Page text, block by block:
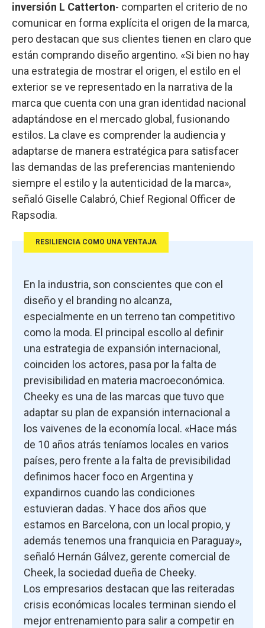
inversión L Catterton- comparten el criterio de no
comunicar en forma explícita el origen de la marca,
pero destacan que sus clientes tienen en claro que
están comprando diseño argentino. «Si bien no hay
una estrategia de mostrar el origen, el estilo en el
exterior se ve representado en la narrativa de la
marca que cuenta con una gran identidad nacional
adaptándose en el mercado global, fusionando
estilos. La clave es comprender la audiencia y
adaptarse de manera estratégica para satisfacer
las demandas de las preferencias manteniendo
siempre el estilo y la autenticidad de la marca»,
señaló Giselle Calabró, Chief Regional Officer de
Rapsodia.
RESILIENCIA COMO UNA VENTAJA
En la industria, son conscientes que con el
diseño y el branding no alcanza,
especialmente en un terreno tan competitivo
como la moda. El principal escollo al definir
una estrategia de expansión internacional,
coinciden los actores, pasa por la falta de
previsibilidad en materia macroeconómica.
Cheeky es una de las marcas que tuvo que
adaptar su plan de expansión internacional a
los vaivenes de la economía local. «Hace más
de 10 años atrás teníamos locales en varios
países, pero frente a la falta de previsibilidad
definimos hacer foco en Argentina y
expandirnos cuando las condiciones
estuvieran dadas. Y hace dos años que
estamos en Barcelona, con un local propio, y
además tenemos una franquicia en Paraguay»,
señaló Hernán Gálvez, gerente comercial de
Cheek, la sociedad dueña de Cheeky.
Los empresarios destacan que las reiteradas
crisis económicas locales terminan siendo el
mejor entrenamiento para salir a competir en